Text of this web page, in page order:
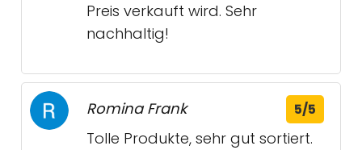
Preis verkauft wird. Sehr
nachhaltig!
Romina Frank 5/5
Tolle Produkte, sehr gut sortiert.